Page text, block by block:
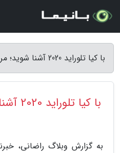
با کیا تلوراید 2020 آشنا شوید؛ مردِ بزرگ - وبلاگ راضانی
با کیا تلوراید 2020 آشنا شوید؛ مردِ بزرگ
به گزارش وبلاگ راضانی،